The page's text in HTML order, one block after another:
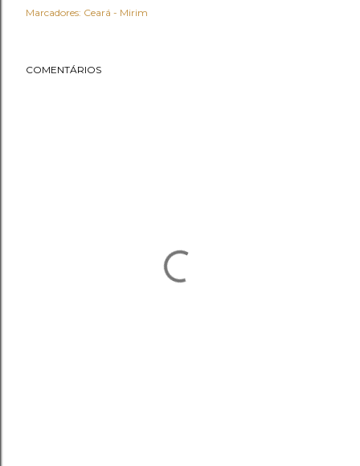
Marcadores: Ceará - Mirim
COMENTÁRIOS